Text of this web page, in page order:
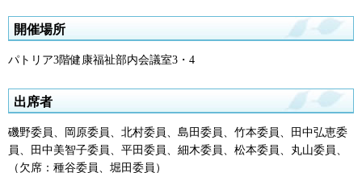
開催場所
パトリア3階健康福祉部内会議室3・4
出席者
磯野委員、岡原委員、北村委員、島田委員、竹本委員、田中弘恵委
員、田中美智子委員、平田委員、細木委員、松本委員、丸山委員、
（欠席：種谷委員、堀田委員）